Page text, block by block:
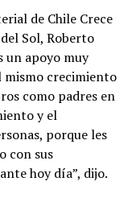
de Chile Crece
Sol, Roberto
un apoyo muy
mismo crecimiento
como padres en
y el
porque les
con sus
hoy día”, dijo.